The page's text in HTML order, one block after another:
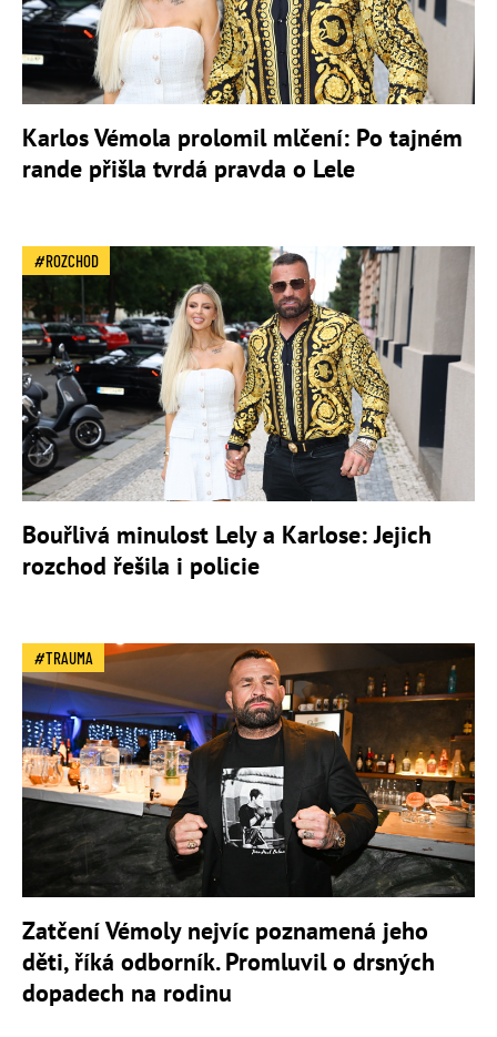
Karlos Vémola prolomil mlčení: Po tajném
rande přišla tvrdá pravda o Lele
ROZCHOD
Bouřlivá minulost Lely a Karlose: Jejich
rozchod řešila i policie
TRAUMA
Zatčení Vémoly nejvíc poznamená jeho
děti, říká odborník. Promluvil o drsných
dopadech na rodinu